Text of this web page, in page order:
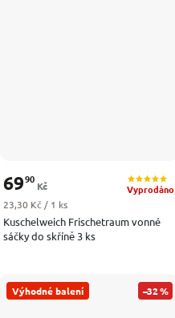
Kuschelweich Frischetraum vonné
sáčky do skříně 3 ks
Vyprodáno
6990
Kč
Měrná cena:
23,30 Kč / 1 ks
Výhodné balení –32 %